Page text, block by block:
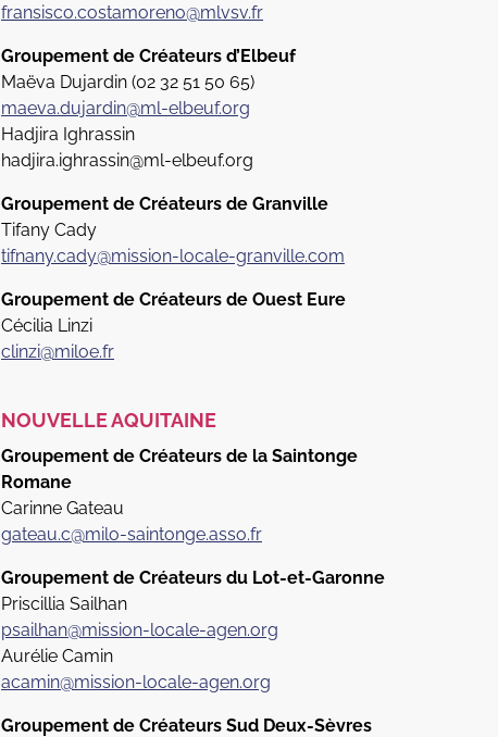
fransisco.costamoreno@mlvsv.fr
Groupement de Créateurs d’Elbeuf
Maëva Dujardin (02 32 51 50 65)
maeva.dujardin@ml-elbeuf.org
Hadjira Ighrassin
hadjira.ighrassin@ml-elbeuf.org
Groupement de Créateurs de Granville
Tifany Cady
tifnany.cady@mission-locale-granville.com
Groupement de Créateurs de Ouest Eure
Cécilia Linzi
clinzi@miloe.fr
NOUVELLE AQUITAINE
Groupement de Créateurs de la Saintonge
Romane
Carinne Gateau
gateau.c@milo-saintonge.asso.fr
Groupement de Créateurs du Lot-et-Garonne
Priscillia Sailhan
psailhan@mission-locale-agen.org
Aurélie Camin
acamin@mission-locale-agen.org
Groupement de Créateurs Sud Deux-Sèvres